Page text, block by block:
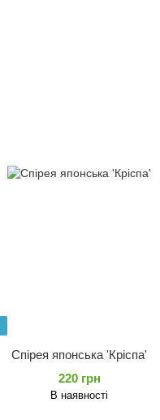
Спірея японська 'Кріспа'
220 грн
В наявності